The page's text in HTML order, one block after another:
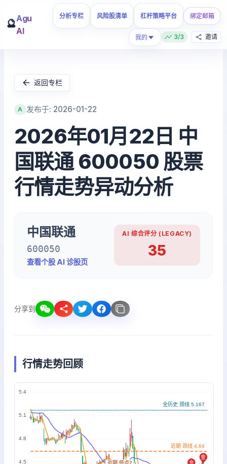
🔮Agu
AI
分析专栏 风险股清单 杠杆策略平台 绑定邮箱
我的 3/3 邀请
返回专栏
A 发布于: 2026-01-22
2026年01月22日 中
国联通 600050 股票
行情走势异动分析
中国联通
600050
查看个股 AI 诊股页
AI 综合评分 (LEGACY)
35
分享到
行情走势回顾